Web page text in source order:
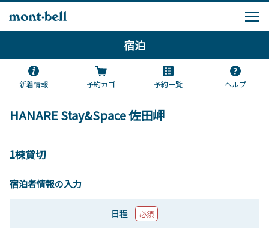
宿泊
新着情報 予約カゴ 予約一覧 ヘルプ
HANARE Stay&Space 佐田岬
1棟貸切
宿泊者情報の入力
日程 必須